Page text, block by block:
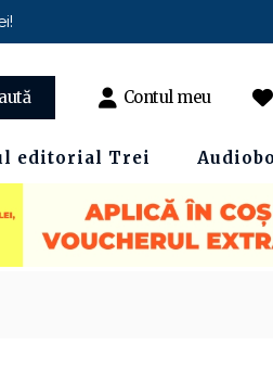
Contul meu
editorial Trei